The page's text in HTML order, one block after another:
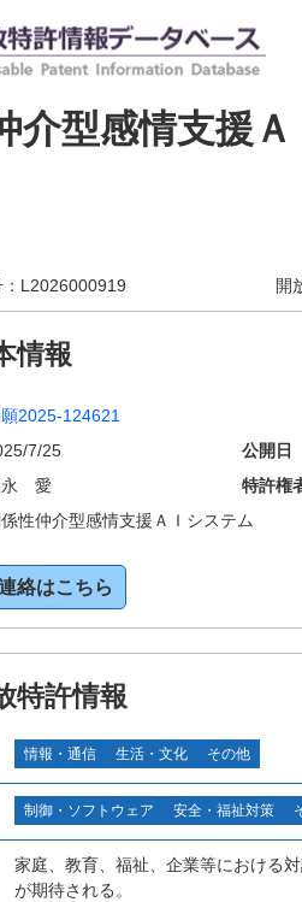
介型感情支援
L2026000919 開
情報
2025-124621
7/25
公開日
永 愛 特許権
性仲介型感情支援ＡＩシステム
絡はこちら
特許情報
情報・通信 生活・文化 その他
制御・ソフトウェア 安全・福祉対策
家庭、教育、福祉、企業等における
が期待される。